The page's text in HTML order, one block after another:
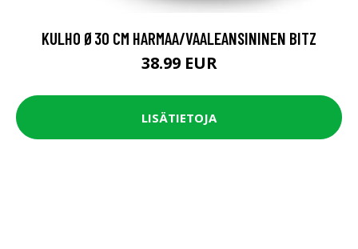
KULHO Ø30 CM HARMAA/VAALEANSININEN BITZ
38.99 EUR
LISÄTIETOJA